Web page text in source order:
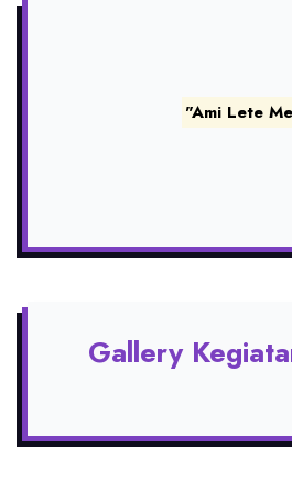
"Ami Lete
Gallery